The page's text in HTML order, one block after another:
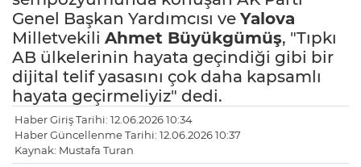
Genel Başkan Yardımcısı ve Yalova
Milletvekili Ahmet Büyükgümüş, "Tıpkı
AB ülkelerinin hayata geçindiği gibi bir
dijital telif yasasını çok daha kapsamlı
hayata geçirmeliyiz" dedi.
Haber Giriş Tarihi: 12.06.2026 10:34
Haber Güncellenme Tarihi: 12.06.2026 10:37
Kaynak: Mustafa Turan